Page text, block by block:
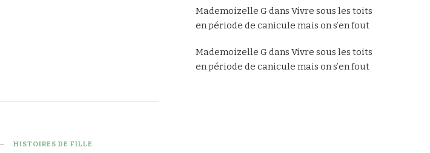
HISTOIRES DE FILLE
Mademoizelle Gdans Vivre sous les toits
en période de canicule mais on s’en fout
Mademoizelle Gdans Vivre sous les toits
en période de canicule mais on s’en fout